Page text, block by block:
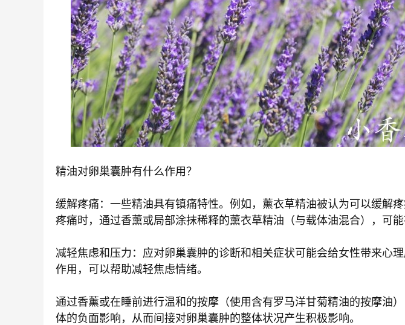
精油对卵巢囊肿有什么作用？
缓解疼痛：一些精油具有镇痛特性。例如，薰衣草精油被认为可以缓解
疼痛时，通过香薰或局部涂抹稀释的薰衣草精油（与载体油混合），可
减轻焦虑和压力：应对卵巢囊肿的诊断和相关症状可能会给女性带来心
作用，可以帮助减轻焦虑情绪。
通过香薰或在睡前进行温和的按摩（使用含有罗马洋甘菊精油的按摩油
体的负面影响，从而间接对卵巢囊肿的整体状况产生积极影响。